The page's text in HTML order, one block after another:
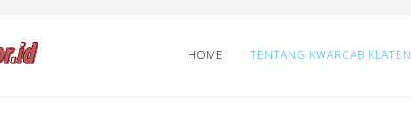
HOME TENTANG KWARCAB KLATEN